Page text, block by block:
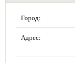
Город:
Адрес: